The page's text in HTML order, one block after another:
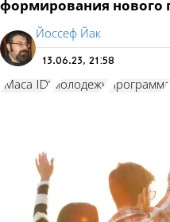
формирования нового
Йоссеф Йак
13.06.23, 21:58
"Маса ID" молодежь программа